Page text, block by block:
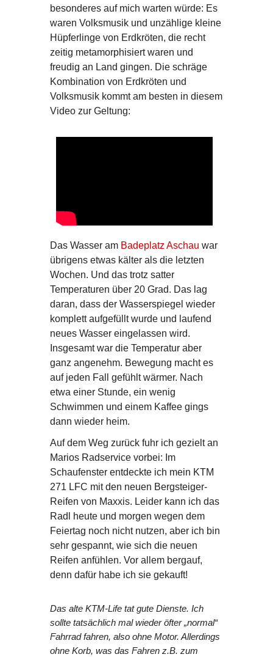
besonderes auf mich warten würde: Es
waren Volksmusik und unzählige kleine
Hüpferlinge von Erdkröten, die recht
zeitig metamorphisiert waren und
freudig an Land gingen. Die schräge
Kombination von Erdkröten und
Volksmusik kommt am besten in diesem
Video zur Geltung:
Das Wasser am Badeplatz Aschau war
übrigens etwas kälter als die letzten
Wochen. Und das trotz satter
Temperaturen über 20 Grad. Das lag
daran, dass der Wasserspiegel wieder
komplett aufgefüllt wurde und laufend
neues Wasser eingelassen wird.
Insgesamt war die Temperatur aber
ganz angenehm. Bewegung macht es
auf jeden Fall gefühlt wärmer. Nach
etwa einer Stunde, ein wenig
Schwimmen und einem Kaffee gings
dann wieder heim.
Auf dem Weg zurück fuhr ich gezielt an
Marios Radservice vorbei: Im
Schaufenster entdeckte ich mein KTM
271 LFC mit den neuen Bergsteiger-
Reifen von Maxxis. Leider kann ich das
Radl heute und morgen wegen dem
Feiertag noch nicht nutzen, aber ich bin
sehr gespannt, wie sich die neuen
Reifen anfühlen. Vor allem bergauf,
denn dafür habe ich sie gekauft!
Das alte KTM-Life tat gute Dienste. Ich
sollte tatsächlich mal wieder öfter „normal“
Fahrrad fahren, also ohne Motor. Allerdings
ohne Korb, was das Fahren z.B. zum